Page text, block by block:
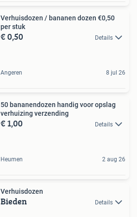
Verhuisdozen / bananen dozen €0,50
per stuk
€ 0,50 Details
Angeren 8 jul 26
50 bananendozen handig voor opslag
verhuizing verzending
€ 1,00 Details
Heumen 2 aug 26
Verhuisdozen
Bieden Details